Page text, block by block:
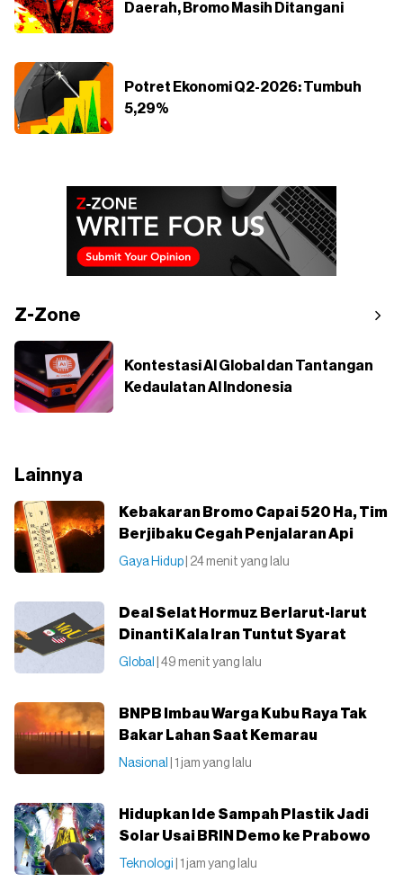
Daerah, Bromo Masih Ditangani
Potret Ekonomi Q2-2026: Tumbuh
5,29%
Z-Zone
Kontestasi AI Global dan Tantangan
Kedaulatan AI Indonesia
Lainnya
Kebakaran Bromo Capai 520 Ha, Tim
Berjibaku Cegah Penjalaran Api
Gaya Hidup | 24 menit yang lalu
Deal Selat Hormuz Berlarut-larut
Dinanti Kala Iran Tuntut Syarat
Global | 49 menit yang lalu
BNPB Imbau Warga Kubu Raya Tak
Bakar Lahan Saat Kemarau
Nasional | 1 jam yang lalu
Hidupkan Ide Sampah Plastik Jadi
Solar Usai BRIN Demo ke Prabowo
Teknologi | 1 jam yang lalu